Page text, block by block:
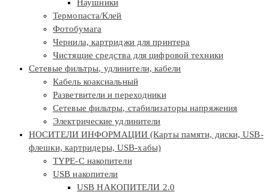
Наушники
Термопаста/Клей
Фотобумага
Чернила, картриджи для принтера
Чистящие средства для цифровой техники
Сетевые фильтры, удлинители, кабели
Кабель коаксиальный
Разветвители и переходники
Сетевые фильтры, стабилизаторы напряжения
Электрические удлинители
НОСИТЕЛИ ИНФОРМАЦИИ (Карты памяти, диски, USB-
флешки, картридеры, USB-хабы)
TYPE-C накопители
USB накопители
USB НАКОПИТЕЛИ 2.0